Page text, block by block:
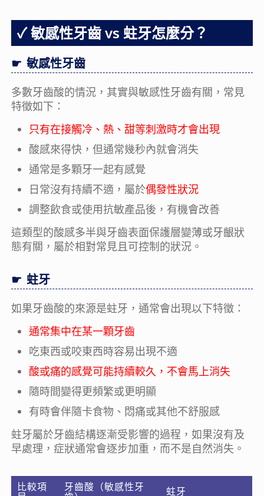
敏感性牙齒 vs 蛀牙怎麼分？
敏感性牙齒
多數牙齒酸的情況，其實與敏感性牙齒有關，常見
特徵如下：
只有在接觸冷、熱、甜等刺激時才會出現
酸感來得快，但通常幾秒內就會消失
通常是多顆牙一起有感覺
日常沒有持續不適，屬於偶發性狀況
調整飲食或使用抗敏產品後，有機會改善
這類型的酸感多半與牙齒表面保護層變薄或牙齦狀
態有關，屬於相對常見且可控制的狀況。
蛀牙
如果牙齒酸的來源是蛀牙，通常會出現以下特徵：
通常集中在某一顆牙齒
吃東西或咬東西時容易出現不適
酸或痛的感覺可能持續較久，不會馬上消失
隨時間變得更頻繁或更明顯
有時會伴隨卡食物、悶痛或其他不舒服感
蛀牙屬於牙齒結構逐漸受影響的過程，如果沒有及
早處理，症狀通常會逐步加重，而不是自然消失。
比較項 牙齒酸（敏感性牙 蛀牙